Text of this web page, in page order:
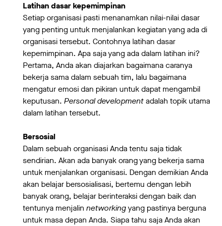
Latihan dasar kepemimpinan
Setiap organisasi pasti menanamkan nilai-nilai dasar
yang penting untuk menjalankan kegiatan yang ada di
organisasi tersebut. Contohnya latihan dasar
kepemimpinan. Apa saja yang ada dalam latihan ini?
Pertama, Anda akan diajarkan bagaimana caranya
bekerja sama dalam sebuah tim, lalu bagaimana
mengatur emosi dan pikiran untuk dapat mengambil
keputusan. Personal developmentadalah topik utama
dalam latihan tersebut.
Bersosial
Dalam sebuah organisasi Anda tentu saja tidak
sendirian. Akan ada banyak orang yang bekerja sama
untuk menjalankan organisasi. Dengan demikian Anda
akan belajar bersosialisasi, bertemu dengan lebih
banyak orang, belajar berinteraksi dengan baik dan
tentunya menjalin networkingyang pastinya berguna
untuk masa depan Anda. Siapa tahu saja Anda akan